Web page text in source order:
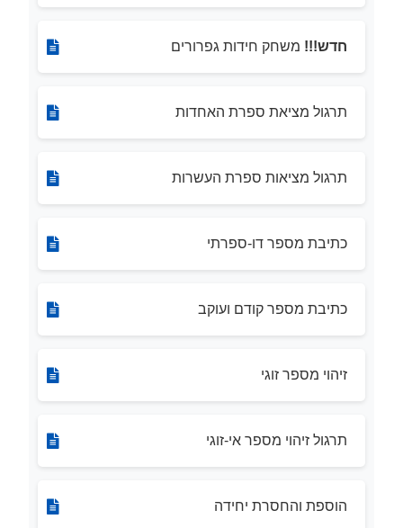
חדש!!! משחק חידות גפרורים
תרגול מציאת ספרת האחדות
תרגול מציאות ספרת העשרות
כתיבת מספר דו-ספרתי
כתיבת מספר קודם ועוקב
זיהוי מספר זוגי
תרגול זיהוי מספר אי-זוגי
הוספת והחסרת יחידה